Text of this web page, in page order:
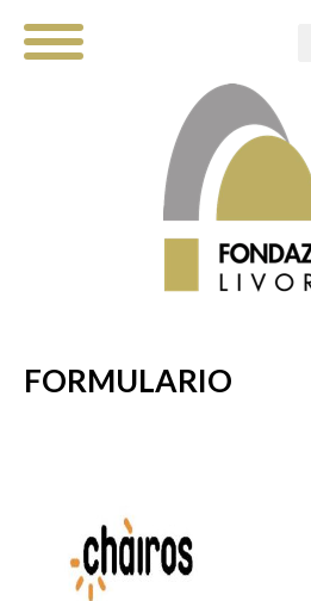
FORMULARIO